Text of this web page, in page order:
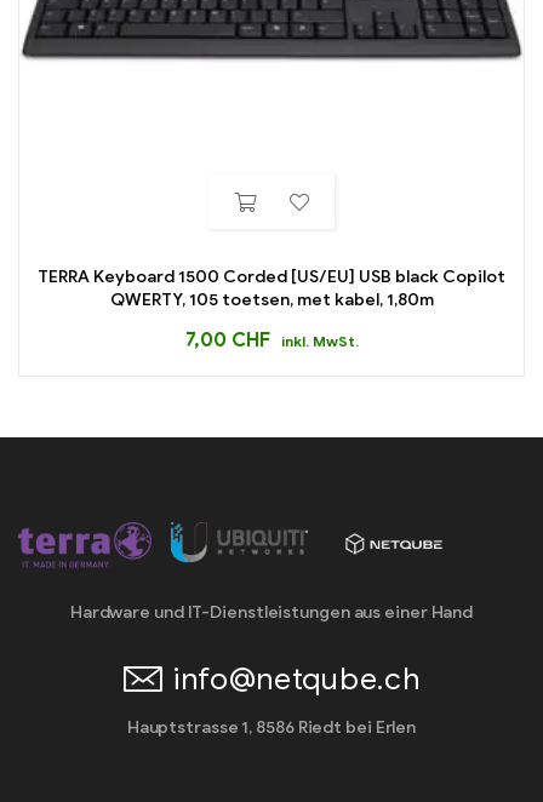
TERRA Keyboard 1500 Corded [US/EU] USB black Copilot
QWERTY, 105 toetsen, met kabel, 1,80m
7,00 CHF inkl. MwSt.
Hardware und IT-Dienstleistungen aus einer Hand
info@netqube.ch
Hauptstrasse 1, 8586 Riedt bei Erlen